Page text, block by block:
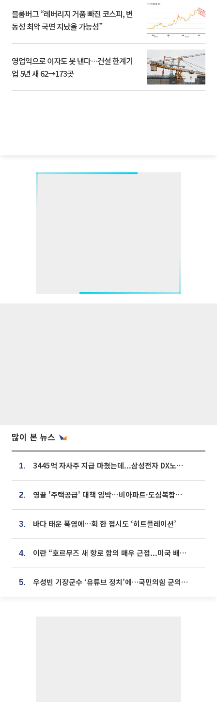
블룸버그 “레버리지 거품 빠진 코스피, 변
동성 최악 국면 지났을 가능성”
영업익으로 이자도 못 낸다…건설 한계기
업 5년 새 62→173곳
많이 본 뉴스
1. 3445억 자사주 지급 마쳤는데...삼성전자 DX노조, 뒤늦은 '떼쓰기 집회'
2. 영끌 '주택공급' 대책 임박⋯비아파트·도심복합까지 총동원
3. 바다 태운 폭염에…회 한 접시도 ‘히트플레이션’
4. 이란 “호르무즈 새 항로 합의 매우 근접...미국 배상 먼저”
5. 우성빈 기장군수 ‘유튜브 정치’에…국민의힘 군의원들 집단 반발